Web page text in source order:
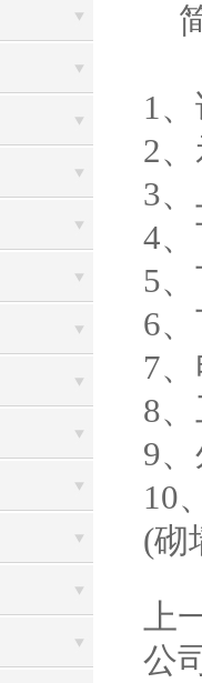
1
2
3
4
5
6
7
8
9
10
(砌
上
公